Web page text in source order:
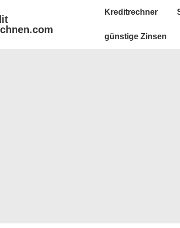
Main
Kreditrechner
günstige Zinsen